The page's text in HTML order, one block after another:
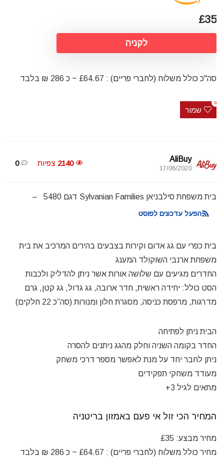
£35
לקניה
סה"כ כולל משלוח (לחברי פריים) : £64.67 ~ כ 286 ₪ בלבד
שמור
0
AliBuy
17/06/2020
2140 צפיות 0
בית משפחת סילבניאן Sylvanian Families דגם 5480 –
הפעל עדכונים לפוסט
בית כפרי עם גג אדום וקירות בצבעים בהירים המרכיב את בית
משפחת ארנבי השוקולד המענג
החדרים מגיעים עם שלושה אורות אשר ניתן להדליק ולכבות
הסט כולל: יחידה ראשית, חדר ארובה, גג גדול, גג קטן, גרם
מדרגות, מרפסת כניסה, מסגרת חלון ומנורות (סה”כ 22 חלקים)
הבית ניתן לפתיחה
החדר בקומה השניה וחלק מהגג ניתנים להסרה
ניתן לחבר יחד על מנת לאפשר מספר דרכי משחק
מעודד משחקי תפקידים
מתאים לגיל 3+
המחיר הכי זול אי פעם באמזון בריטניה
מחיר מבצע: £35
מחיר כולל משלוח (לחברי פריים) : £64.67 ~
כ 286 ₪ בלבד